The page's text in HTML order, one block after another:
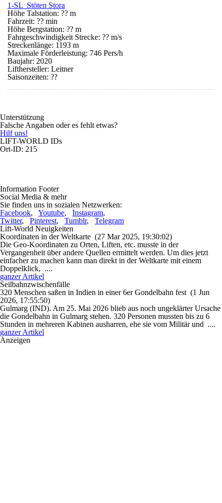
1-SL Stöten Stora
Höhe Talstation: ?? m
Fahrzeit: ?? min
Höhe Bergstation: ?? m
Fahrgeschwindigkeit Strecke: ?? m/s
Streckenlänge: 1193 m
Maximale Förderleistung: 746 Pers/h
Baujahr: 2020
Lifthersteller: Leitner
Saisonzeiten: ??
Unterstützung
Falsche Angaben oder es fehlt etwas?
Hilf uns!
LIFT-WORLD IDs
Ort-ID: 215
Information Footer
Social Media & mehr
Sie finden uns in sozialen Netzwerken:
Facebook, Youtube, Instagram,
Twitter, Pinterest, Tumblr, Telegram
Lift-World Neuigkeiten
Koordinaten in der Weltkarte (27 Mar 2025, 19:30:02)
Die Geo-Koordinaten zu Orten, Liften, etc. musste in der
Vergangenheit über andere Quellen ermittelt werden. Um dies jetzt
einfacher zu machen kann man direkt in der Weltkarte mit einem
Doppelklick, ....
ganzer Artikel
Seilbahnzwischenfälle
320 Menschen saßen in Indien in einer 6er Gondelbahn fest (1 Jun
2026, 17:55:50)
Gulmarg (IND). Am 25. Mai 2026 blieb aus noch ungeklärter Ursache
die Gondelbahn in Gulmarg stehen. 320 Personen mussten bis zu 6
Stunden in mehreren Kabinen ausharren, ehe sie vom Militär und ....
ganzer Artikel
Anzeigen